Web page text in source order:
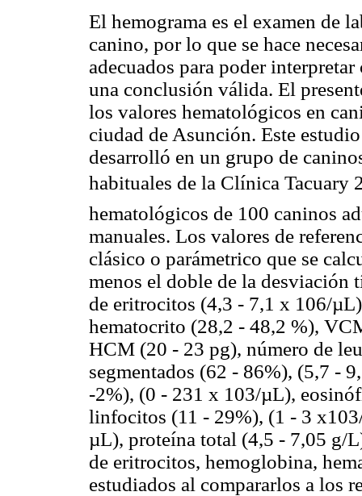
El hemograma es el examen de
canino, por lo que se hace
adecuados para poder
una conclusión válida. El
los valores hematológicos en
ciudad de Asunción. Este
desarrolló en un grupo de
habituales de la Clínica Tacuary
hematológicos de 100 caninos
manuales. Los valores de
clásico o parámetrico que se
menos el doble de la desviación
de eritrocitos (4,3 - 7,1 x 106/
hematocrito (28,2 - 48,2 %),
HCM (20 - 23 pg), número de
segmentados (62 - 86%), (5,7 -
-2%), (0 - 231 x 103/µL),
linfocitos (11 - 29%), (1 - 3
µL), proteína total (4,5 - 7,05 g/
de eritrocitos, hemoglobina,
estudiados al compararlos a los